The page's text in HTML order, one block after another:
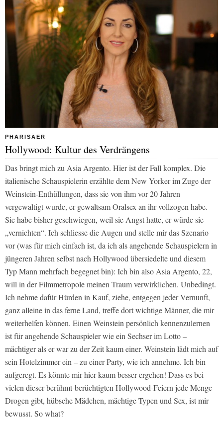
PHARISÄER
Hollywood: Kultur des Verdrängens
Das bringt mich zu Asia Argento. Hier ist der Fall komplex. Die
italienische Schauspielerin erzählte demNew Yorkerim Zuge der
Weinstein-Enthüllungen, dass sie von ihm vor 20 Jahren
vergewaltigt wurde, er gewaltsam Oralsex an ihr vollzogen habe.
Sie habe bisher geschwiegen, weil sie Angst hatte, er würde sie
„vernichten“. Ich schliesse die Augen und stelle mir das Szenario
vor (was für mich einfach ist, da ich als angehende Schauspielern in
jüngeren Jahren selbst nach Hollywood übersiedelte und diesem
Typ Mann mehrfach begegnet bin): Ich bin also Asia Argento, 22,
will in der Filmmetropole meinen Traum verwirklichen. Unbedingt.
Ich nehme dafür Hürden in Kauf, ziehe, entgegen jeder Vernunft,
ganz alleine in das ferne Land, treffe dort wichtige Männer, die mir
weiterhelfen können. Einen Weinstein persönlich kennenzulernen
ist für angehende Schauspieler wie ein Sechser im Lotto –
mächtiger als er war zu der Zeit kaum einer. Weinstein lädt mich auf
sein Hotelzimmer ein – zu einer Party, wie ich annehme. Ich bin
aufgeregt. Es könnte mir hier kaum besser ergehen! Dass es bei
vielen dieser berühmt-berüchtigten Hollywood-Feiern jede Menge
Drogen gibt, hübsche Mädchen, mächtige Typen und Sex, ist mir
bewusst. So what?